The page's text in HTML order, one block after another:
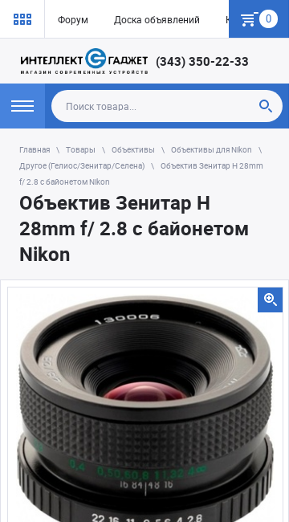
Форум Доска объявлений Как купить
0
(343) 350-22-33
Главная Товары Объективы
Объективы для Nikon
Другое (Гелиос/Зенитар/Селена)
Объектив Зенитар Н 28mm
f/ 2.8 с байонетом Nikon
Объектив Зенитар Н
28mm f/ 2.8 с байонетом
Nikon